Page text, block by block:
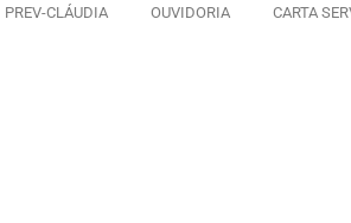
PREV-CLÁUDIA OUVIDORIA CARTA